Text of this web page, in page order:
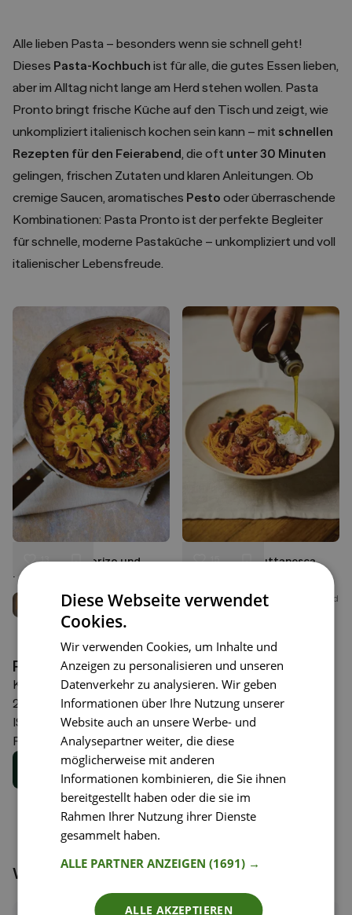
Alle lieben Pasta – besonders wenn sie schnell geht!
Dieses Pasta-Kochbuch ist für alle, die gutes Essen lieben,
aber im Alltag nicht lange am Herd stehen wollen. Pasta
Pronto bringt frische Küche auf den Tisch und zeigt, wie
unkompliziert italienisch kochen sein kann – mit schnellen
Rezepten für den Feierabend, die oft unter 30 Minuten
gelingen, frischen Zutaten und klaren Anleitungen. Ob
cremige Saucen, aromatisches Pesto oder überraschende
Kombinationen: Pasta Pronto ist der perfekte Begleiter
für schnelle, moderne Pastaküche – unkompliziert und voll
italienischer Lebensfreude.
13
Liken
Farfalle mit Chorizo und
Feigen
Mateo Zielonka
Pastakünstler
15
Tagliarini alla Puttanesca
britisch-polnischer Koch und
Pastakünstler
Pasta Pronto!
Knesebeck Verlag(Herausgeber)
26,00 €
ISBN
978-3-98962-057-5
Februar 2026
Buch kaufen
Weitere Kochbücher
Diese Webseite verwendet
Cookies.
Wir verwenden Cookies, um Inhalte und
Anzeigen zu personalisieren und unseren
Datenverkehr zu analysieren. Wir geben
Informationen über Ihre Nutzung unserer
Website auch an unsere Werbe- und
Analysepartner weiter, die diese
möglicherweise mit anderen
Informationen kombinieren, die Sie ihnen
bereitgestellt haben oder die sie im
Rahmen Ihrer Nutzung ihrer Dienste
gesammelt haben.
ALLE PARTNER ANZEIGEN(1691) →
ALLE AKZEPTIEREN